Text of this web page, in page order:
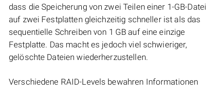
dass die Speicherung von zwei Teilen einer 1-GB-Datei
auf zwei Festplatten gleichzeitig schneller ist als das
sequentielle Schreiben von 1 GB auf eine einzige
Festplatte. Das macht es jedoch viel schwieriger,
gelöschte Dateien wiederherzustellen.
Verschiedene RAID-Levels bewahren Informationen